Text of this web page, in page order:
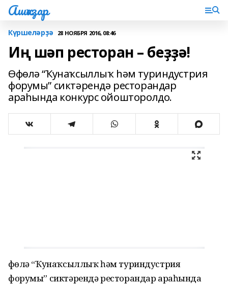
Ашҡаҙар
Күршеләрҙә 28 НОЯБРЯ 2016, 08:46
Иң шәп ресторан – беҙҙә!
Өфөлә “Ҡунаҡсыллыҡ һәм туриндустрия
форумы” сиктәрендә ресторандар
араһында конкурс ойошторолдо.
Өфөлә “Ҡунаҡсыллыҡ һәм туриндустрия
форумы” сиктәрендә ресторандар араһында